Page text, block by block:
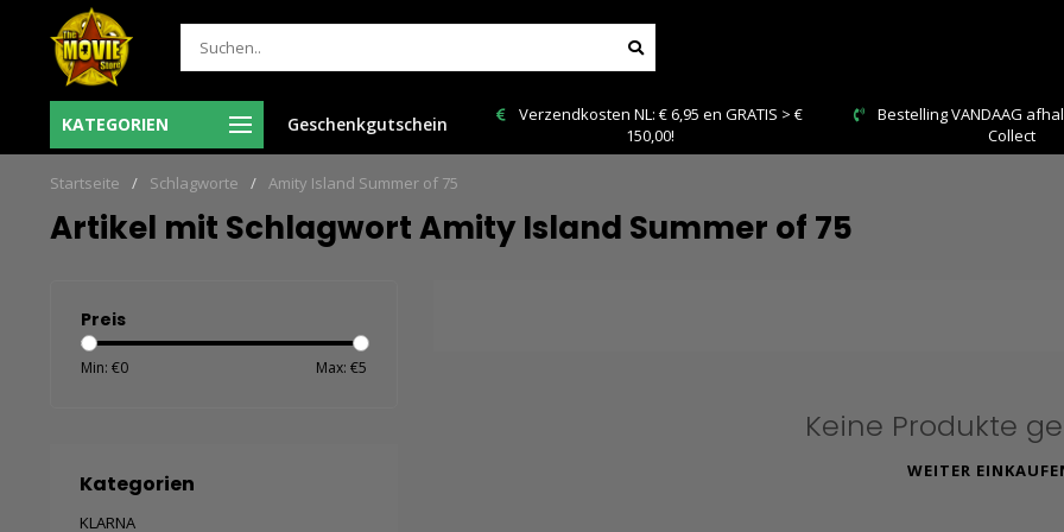
KATEGORIEN Geschenkgutschein
12:00 uur besteld = de volgende
werkdag in huis!
Verzendkosten NL: € 6,95 en GRATIS > €
150,00!
Bestelling VANDAAG afhalen: Kies Click &
Startseite / Schlagworte / Amity Island Summer of 75
Artikel mit Schlagwort Amity Island Summer of 75
Preis
Min: €0 Max: €5
Kategorien
KLARNA
Keine Produkte
WEITER